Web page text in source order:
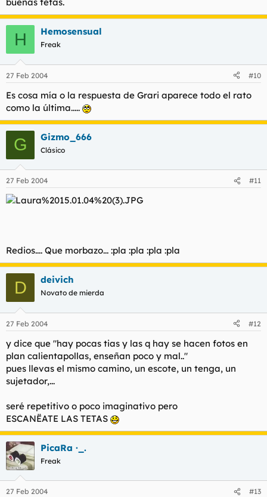
H Hemosensual
Freak
27 Feb 2004 #10
Es cosa mía o la respuesta de Grari aparece todo el rato
como la última.....
G Gizmo_666
Clásico
27 Feb 2004 #11
Redios.... Que morbazo... :pla :pla :pla :pla
D deivich
Novato de mierda
27 Feb 2004 #12
y dice que "hay pocas tias y las q hay se hacen fotos en
plan calientapollas, enseñan poco y mal.."
pues llevas el mismo camino, un escote, un tenga, un
sujetador,...
seré repetitivo o poco imaginativo pero
ESCANËATE LAS TETAS
PicaRa ·_.
Freak
27 Feb 2004 #13